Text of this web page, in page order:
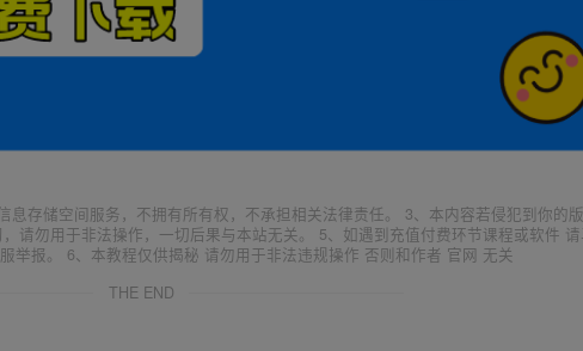
存储空间服务，不拥有所有权，不承担相关法律责任。 3、本内容若侵犯到你的
请勿用于非法操作，一切后果与本站无关。 5、如遇到充值付费环节课程或软件
举报。 6、本教程仅供揭秘 请勿用于非法违规操作 否则和作者 官网 无关
THE END